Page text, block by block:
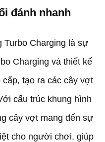
đánh nhanh
Charging là sự
Charging và thiết kế
tạo ra các cây vợt
cấu trúc khung hình
cây vợt mang đến sự
cho người chơi, giúp